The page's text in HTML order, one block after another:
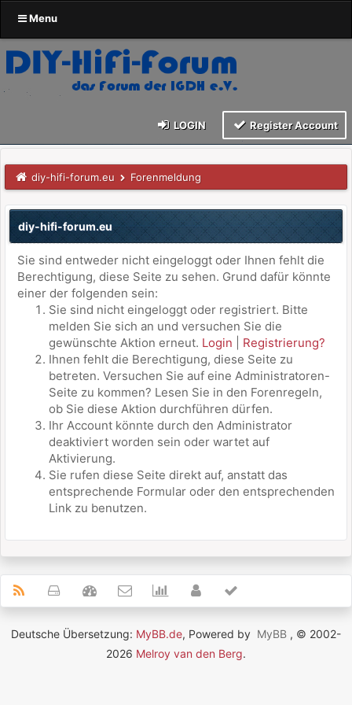
Menu
LOGIN Register Account
diy-hifi-forum.eu Forenmeldung
diy-hifi-forum.eu
Sie sind entweder nicht eingeloggt oder Ihnen fehlt die
Berechtigung, diese Seite zu sehen. Grund dafür könnte
einer der folgenden sein:
Sie sind nicht eingeloggt oder registriert. Bitte
melden Sie sich an und versuchen Sie die
gewünschte Aktion erneut. Login
Registrierung?
Ihnen fehlt die Berechtigung, diese Seite zu
betreten. Versuchen Sie auf eine Administratoren-
Seite zu kommen? Lesen Sie in den Forenregeln,
ob Sie diese Aktion durchführen dürfen.
Ihr Account könnte durch den Administrator
deaktiviert worden sein oder wartet auf
Aktivierung.
Sie rufen diese Seite direkt auf, anstatt das
entsprechende Formular oder den entsprechenden
Link zu benutzen.
Deutsche Übersetzung: MyBB.de, Powered by MyBB , © 2002-
2026 Melroy van den Berg.